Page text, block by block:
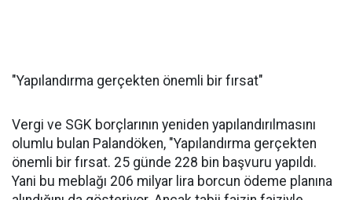
"Yapılandırma gerçekten önemli bir fırsat"
Vergi ve SGK borçlarının yeniden yapılandırılmasını
olumlu bulan Palandöken, "Yapılandırma gerçekten
önemli bir fırsat. 25 günde 228 bin başvuru yapıldı.
Yani bu meblağı 206 milyar lira borcun ödeme planına